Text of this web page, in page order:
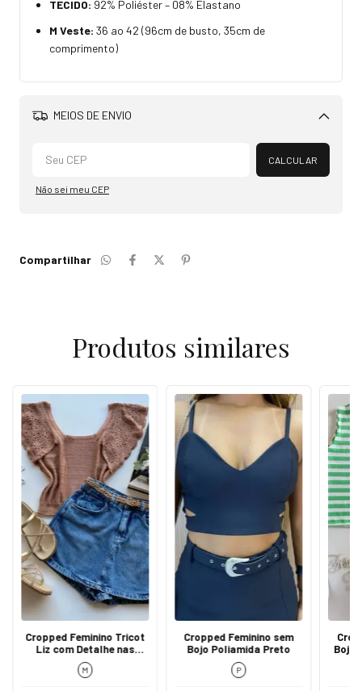
TECIDO: 92% Poliéster – 08% Elastano
M Veste: 36 ao 42 (96cm de busto, 35cm de
comprimento)
MEIOS DE ENVIO
Alterar CEP
CALCULAR
Não sei meu CEP
Compartilhar
Produtos similares
Cropped Feminino Tricot
Liz com Detalhe nas
Mangas Bege
M
Cropped Feminino sem
Bojo Poliamida Preto
P
Bojo